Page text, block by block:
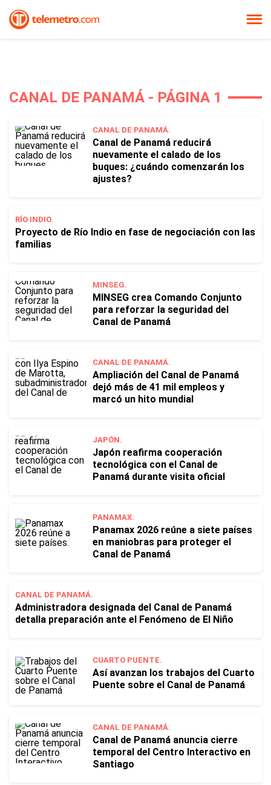
CANAL DE PANAMÁ - PÁGINA 1
CANAL DE PANAMÁ.
Canal de Panamá reducirá
nuevamente el calado de los
buques: ¿cuándo comenzarán los
ajustes?
RÍO INDIO.
Proyecto de Río Indio en fase de negociación con las
familias
MINSEG.
MINSEG crea Comando Conjunto
para reforzar la seguridad del
Canal de Panamá
CANAL DE PANAMÁ.
Ampliación del Canal de Panamá
dejó más de 41 mil empleos y
marcó un hito mundial
JAPÓN.
Japón reafirma cooperación
tecnológica con el Canal de
Panamá durante visita oficial
PANAMAX.
Panamax 2026 reúne a siete países
en maniobras para proteger el
Canal de Panamá
CANAL DE PANAMÁ.
Administradora designada del Canal de Panamá
detalla preparación ante el Fenómeno de El Niño
CUARTO PUENTE.
Así avanzan los trabajos del Cuarto
Puente sobre el Canal de Panamá
CANAL DE PANAMÁ.
Canal de Panamá anuncia cierre
temporal del Centro Interactivo en
Santiago